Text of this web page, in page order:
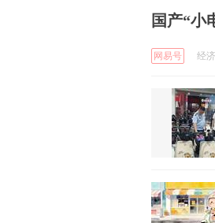
国产“小
网易号 经